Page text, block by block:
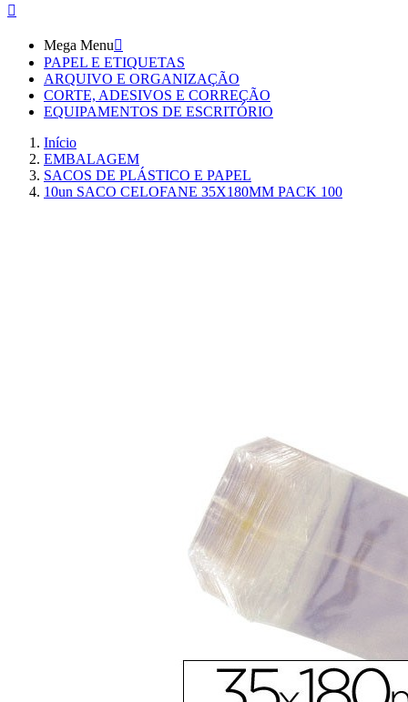

Mega Menu
PAPEL E ETIQUETAS
ARQUIVO E ORGANIZAÇÃO
CORTE, ADESIVOS E CORREÇÃO
EQUIPAMENTOS DE ESCRITÓRIO
Início
EMBALAGEM
SACOS DE PLÁSTICO E PAPEL
10un SACO CELOFANE 35X180MM PACK 100